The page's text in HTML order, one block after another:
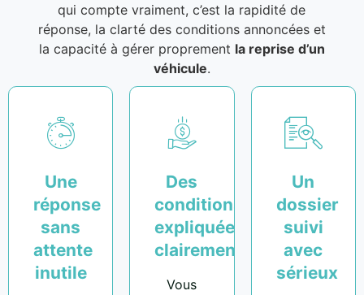
qui compte vraiment, c’est la rapidité de
réponse, la clarté des conditions annoncées et
la capacité à gérer proprement la reprise d’un
véhicule.
Une
réponse
sans
attente
inutile
Des
conditions
expliquées
clairement
Vous
Un
dossier
suivi
avec
sérieux